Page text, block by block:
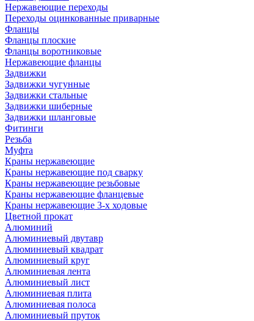
Нержавеющие переходы
Переходы оцинкованные приварные
Фланцы
Фланцы плоские
Фланцы воротниковые
Нержавеющие фланцы
Задвижки
Задвижки чугунные
Задвижки стальные
Задвижки шиберные
Задвижки шланговые
Фитинги
Резьба
Муфта
Краны нержавеющие
Краны нержавеющие под сварку
Краны нержавеющие резьбовые
Краны нержавеющие фланцевые
Краны нержавеющие 3-х ходовые
Цветной прокат
Алюминий
Алюминиевый двутавр
Алюминиевый квадрат
Алюминиевый круг
Алюминиевая лента
Алюминиевый лист
Алюминиевая плита
Алюминиевая полоса
Алюминиевый пруток